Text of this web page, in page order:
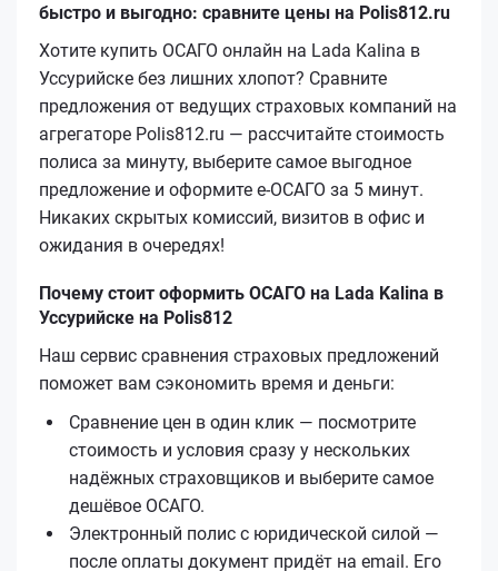
быстро и выгодно: сравните цены на Polis812.ru
Хотите купить ОСАГО онлайн на Lada Kalina в
Уссурийске без лишних хлопот? Сравните
предложения от ведущих страховых компаний на
агрегаторе Polis812.ru — рассчитайте стоимость
полиса за минуту, выберите самое выгодное
предложение и оформите е‑ОСАГО за 5 минут.
Никаких скрытых комиссий, визитов в офис и
ожидания в очередях!
Почему стоит оформить ОСАГО на Lada Kalina в
Уссурийске на Polis812
Наш сервис сравнения страховых предложений
поможет вам сэкономить время и деньги:
Сравнение цен в один клик — посмотрите
стоимость и условия сразу у нескольких
надёжных страховщиков и выберите самое
дешёвое ОСАГО.
Электронный полис с юридической силой —
после оплаты документ придёт на email. Его